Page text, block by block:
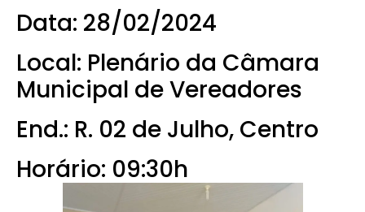
Data: 28/02/2024
Local: Plenário da Câmara
Municipal de Vereadores
End.: R. 02 de Julho, Centro
Horário: 09:30h